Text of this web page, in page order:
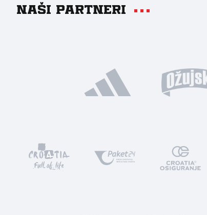
Naši partneri